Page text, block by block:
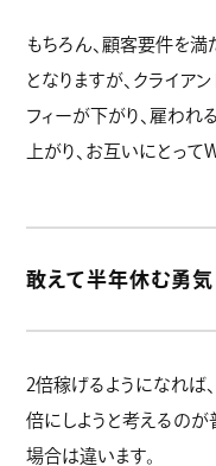
もちろん、顧客要件を
となりますが、クライア
フィーが下がり、雇われ
上がり、お互いにとっ
敢えて半年休む勇気
2倍稼げるようになれば
倍にしようと考えるのが
場合は違います。